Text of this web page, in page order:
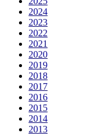
2024
2023
2022
2021
2020
2019
2018
2017
2016
2015
2014
2013